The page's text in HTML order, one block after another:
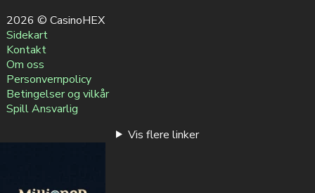
2026 © CasinoHEX
Sidekart
Kontakt
Om oss
Personvernpolicy
Betingelser og vilkår
Spill Ansvarlig
Vis flere linker